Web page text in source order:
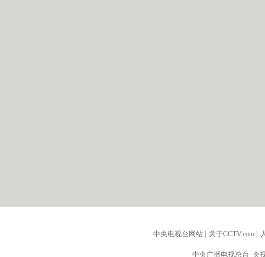
中央电视台网站 关于CCTV.com
中央广播电视总台 央